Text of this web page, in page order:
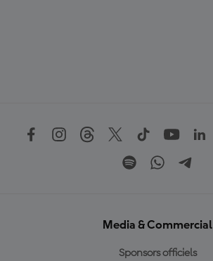
Media & Commercial
Sponsors officiels